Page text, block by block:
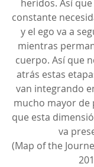
heridos. Así
constante
y el ego va a
mientras
cuerpo. Así que
atrás estas
van integrando
mucho mayor
que esta
va
(Map of the